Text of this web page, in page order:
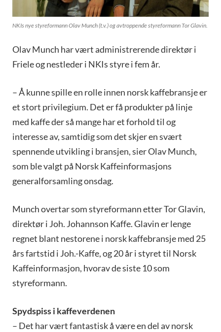
NKIs nye styreformann Olav Munch (t.v.) og avtroppende styreformann Tor Glavin.
Olav Munch har vært administrerende direktør i
Friele og nestleder i NKIs styre i fem år.
– Å kunne spille en rolle innen norsk kaffebransje er
et stort privilegium. Det er få produkter på linje
med kaffe der så mange har et forhold til og
interesse av, samtidig som det skjer en svært
spennende utvikling i bransjen, sier Olav Munch,
som ble valgt på Norsk Kaffeinformasjons
generalforsamling onsdag.
Munch overtar som styreformann etter Tor Glavin,
direktør i Joh. Johannson Kaffe. Glavin er lenge
regnet blant nestorene i norsk kaffebransje med 25
års fartstid i Joh.-Kaffe, og 20 år i styret til Norsk
Kaffeinformasjon, hvorav de siste 10 som
styreformann.
Spydspiss i kaffeverdenen
– Det har vært fantastisk å være en del av norsk